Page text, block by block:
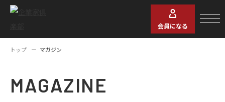
会員になる
トップ マガジン
MAGAZINE